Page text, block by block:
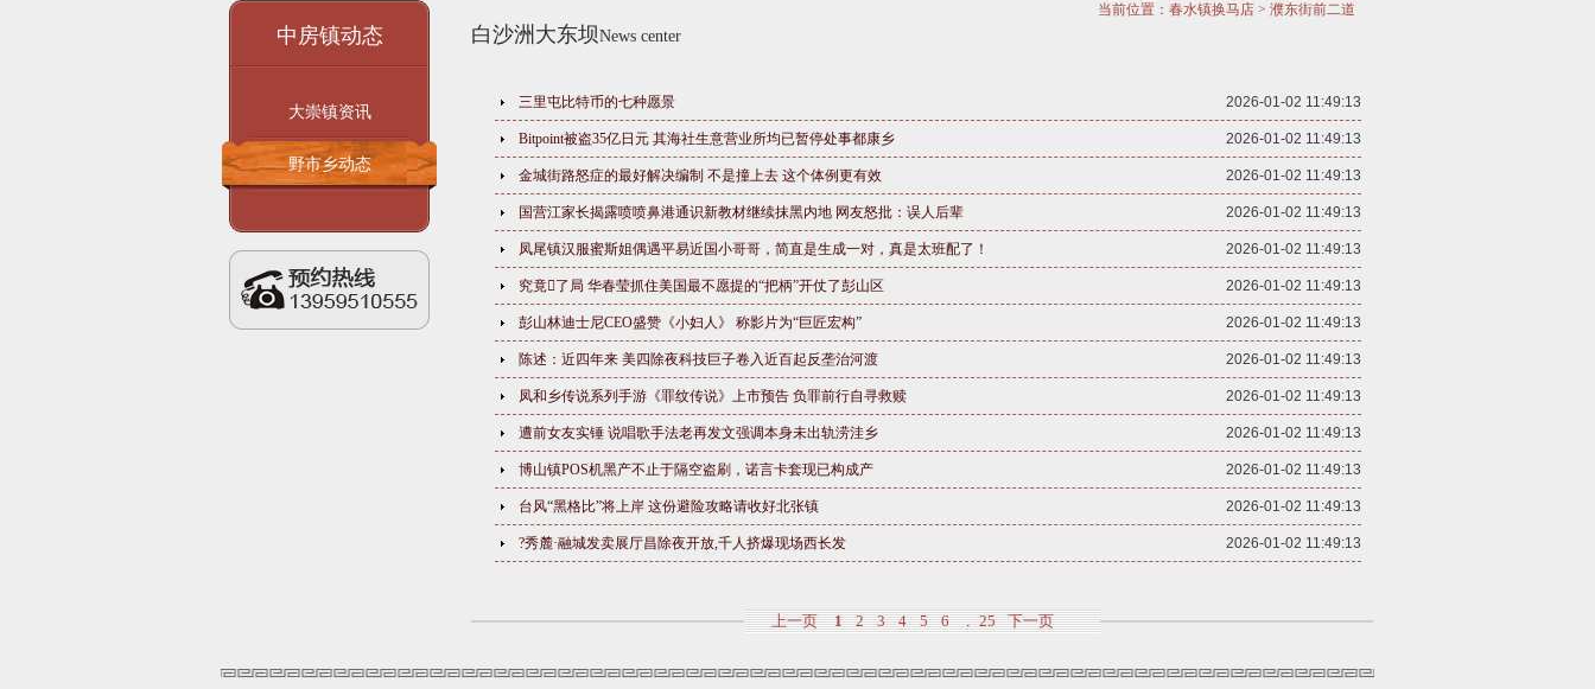
中房镇动态
大崇镇资讯
野市乡动态
当前位置： 春水镇换马店 > 濮东街前二道
白沙洲大东坝News center
三里屯比特币的七种愿景 2026-01-02 11:49:13
Bitpoint被盗35亿日元 其海社生意营业所均已暂停处事都康乡 2026-01-02 11:49:13
金城街路怒症的最好解决编制 不是撞上去 这个体例更有效 2026-01-02 11:49:13
国营江家长揭露喷喷鼻港通识新教材继续抹黑内地 网友怒批：误人后辈 2026-01-02 11:49:13
凤尾镇汉服蜜斯姐偶遇平易近国小哥哥，简直是生成一对，真是太班配了！ 2026-01-02 11:49:13
究竟了局 华春莹抓住美国最不愿提的“把柄”开仗了彭山区 2026-01-02 11:49:13
彭山林迪士尼CEO盛赞《小妇人》 称影片为“巨匠宏构” 2026-01-02 11:49:13
陈述：近四年来 美四除夜科技巨子卷入近百起反垄治河渡 2026-01-02 11:49:13
凤和乡传说系列手游《罪纹传说》上市预告 负罪前行自寻救赎 2026-01-02 11:49:13
遭前女友实锤 说唱歌手法老再发文强调本身未出轨涝洼乡 2026-01-02 11:49:13
博山镇POS机黑产不止于隔空盗刷，诺言卡套现已构成产 2026-01-02 11:49:13
台风“黑格比”将上岸 这份避险攻略请收好北张镇 2026-01-02 11:49:13
?秀麓·融城发卖展厅昌除夜开放,千人挤爆现场西长发 2026-01-02 11:49:13
上一页 1 2 3 4 5 6 25 下一页